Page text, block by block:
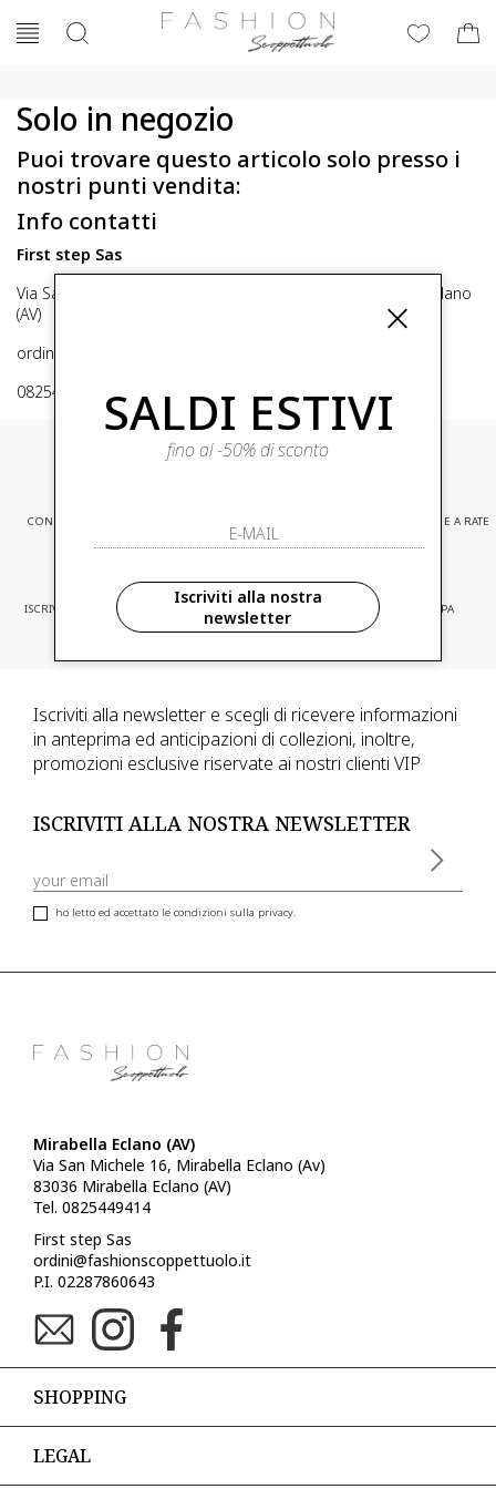
Solo in negozio
Puoi trovare questo articolo solo presso i
nostri punti vendita:
Info contatti
First step Sas
Via San Michele 16, Mirabella Eclano (Av) 83036 Mirabella Eclano
(AV)
ordini@fashionscoppettuolo.it
0825449414
CONSEGNA EXPRESS PAGAMENTI SICURI E A RATE
ISCRIVITI ED ACCEDI A PROMOZIONI
RISERVATE
CONSEGNA IN TUTTA EUROPA
Iscriviti alla newsletter e scegli di ricevere informazioni
in anteprima ed anticipazioni di collezioni, inoltre,
promozioni esclusive riservate ai nostri clienti VIP
ISCRIVITI ALLA NOSTRA NEWSLETTER
ho letto ed accettato le condizioni sulla privacy.
Mirabella Eclano (AV)
Via San Michele 16, Mirabella Eclano (Av)
83036 Mirabella Eclano (AV)
Tel. 0825449414
First step Sas
ordini@fashionscoppettuolo.it
P.I. 02287860643
SHOPPING
LEGAL
SALDI ESTIVI
fino al -50% di sconto
Iscriviti alla nostra
newsletter